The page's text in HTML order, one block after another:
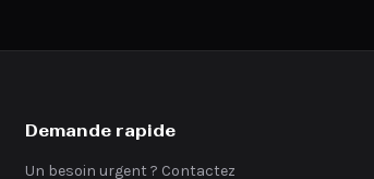
Demande rapide
Un besoin urgent ? Contactez